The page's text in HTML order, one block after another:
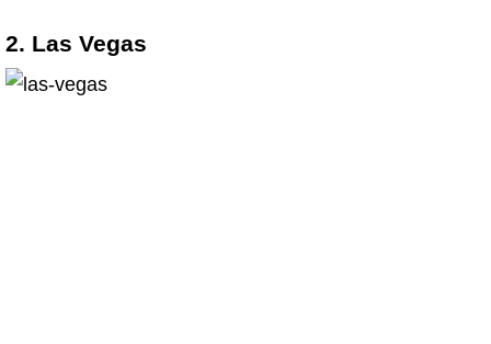
2. Las Vegas